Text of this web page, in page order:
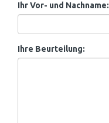
Ihr Vor- und Nachname:
Ihre Beurteilung: